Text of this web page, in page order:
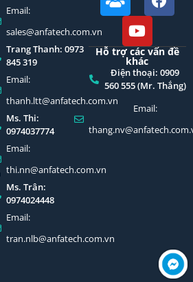
Email:
sales@anfatech.com.vn
Trang Thanh: 0973
845 319
Email:
thanh.ltt@anfatech.com.vn
Ms. Thi:
0974037774
Email:
thi.nn@anfatech.com.vn
Ms. Trân:
0974024448
Email:
tran.nlb@anfatech.com.vn
Hỗ trợ các vấn đề
khác
Điện thoại: 0909
560 555 (Mr. Thắng)
Email: